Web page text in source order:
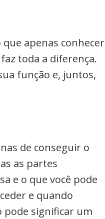
apenas conhecer
toda a diferença.
função e, juntos,
de conseguir o
as partes
e o que você pode
e quando
pode significar um